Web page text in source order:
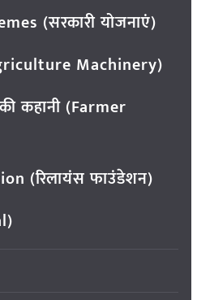
(सरकारी योजनाएं)
Machinery)
कहानी (Farmer
(रिलायंस फाउंडेशन)